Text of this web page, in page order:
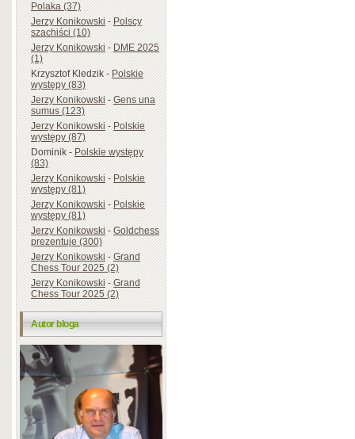
Polaka (37)
Jerzy Konikowski-Polscy
szachiści (10)
Jerzy Konikowski-DME 2025
(1)
Krzysztof Kledzik-Polskie
występy (83)
Jerzy Konikowski-Gens una
sumus (123)
Jerzy Konikowski-Polskie
występy (87)
Dominik-Polskie występy
(83)
Jerzy Konikowski-Polskie
występy (81)
Jerzy Konikowski-Polskie
występy (81)
Jerzy Konikowski-Goldchess
prezentuje (300)
Jerzy Konikowski-Grand
Chess Tour 2025 (2)
Jerzy Konikowski-Grand
Chess Tour 2025 (2)
Autor bloga